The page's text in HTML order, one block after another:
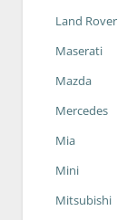
Land Rover
Maserati
Mazda
Mercedes
Mia
Mini
Mitsubishi